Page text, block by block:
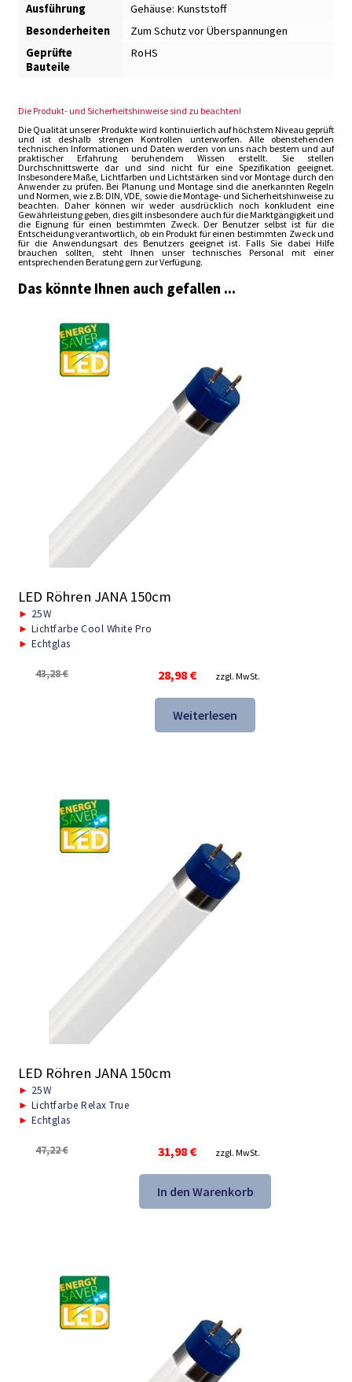
Ausführung
Gehäuse: Kunststoff
Besonderheiten
Zum Schutz vor Überspannungen
Geprüfte
Bauteile
RoHS
Die Produkt- und Sicherheitshinweise sind zu beachten!
Die Qualität unserer Produkte wird kontinuierlich auf höchstem Niveau geprüft
und ist deshalb strengen Kontrollen unterworfen. Alle obenstehenden
technischen Informationen und Daten werden von uns nach bestem und auf
praktischer Erfahrung beruhendem Wissen erstellt. Sie stellen
Durchschnittswerte dar und sind nicht für eine Spezifikation geeignet.
Insbesondere Maße, Lichtfarben und Lichtstärken sind vor Montage durch den
Anwender zu prüfen. Bei Planung und Montage sind die anerkannten Regeln
und Normen, wie z.B: DIN, VDE, sowie die Montage- und Sicherheitshinweise zu
beachten. Daher können wir weder ausdrücklich noch konkludent eine
Gewährleistung geben, dies gilt insbesondere auch für die Marktgängigkeit und
die Eignung für einen bestimmten Zweck. Der Benutzer selbst ist für die
Entscheidung verantwortlich, ob ein Produkt für einen bestimmten Zweck und
für die Anwendungsart des Benutzers geeignet ist. Falls Sie dabei Hilfe
brauchen sollten, steht Ihnen unser technisches Personal mit einer
entsprechenden Beratung gern zur Verfügung.
Das könnte Ihnen auch gefallen ...
LED Röhren JANA 150cm
► 25W
► Lichtfarbe Cool White Pro
► Echtglas
43,28€
Ursprünglicher
43,28 €
28,98 €
Aktueller
ist:
28,98 €.
zzgl. MwSt.
Weiterlesen
LED Röhren JANA 150cm
► 25W
► Lichtfarbe Relax True
► Echtglas
47,22€
Ursprünglicher
war:
47,22 €
31,98 €
Aktueller
ist:
31,98 €.
zzgl. MwSt.
In den Warenkorb